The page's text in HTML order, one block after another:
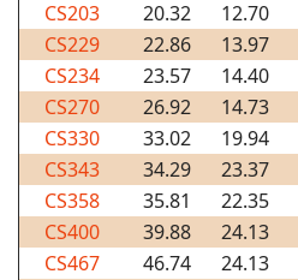
CS203
20.32 12.70
CS229
22.86 13.97
CS234
23.57 14.40
CS270
26.92 14.73
CS330
33.02 19.94
CS343
34.29 23.37
CS358
35.81 22.35
CS400
39.88 24.13
CS467
46.74 24.13